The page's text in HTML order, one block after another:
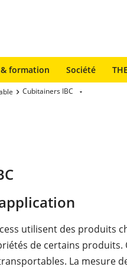
formation Société
Cubitainers IBC
utilisent des produits
de certains produits.
La mesure